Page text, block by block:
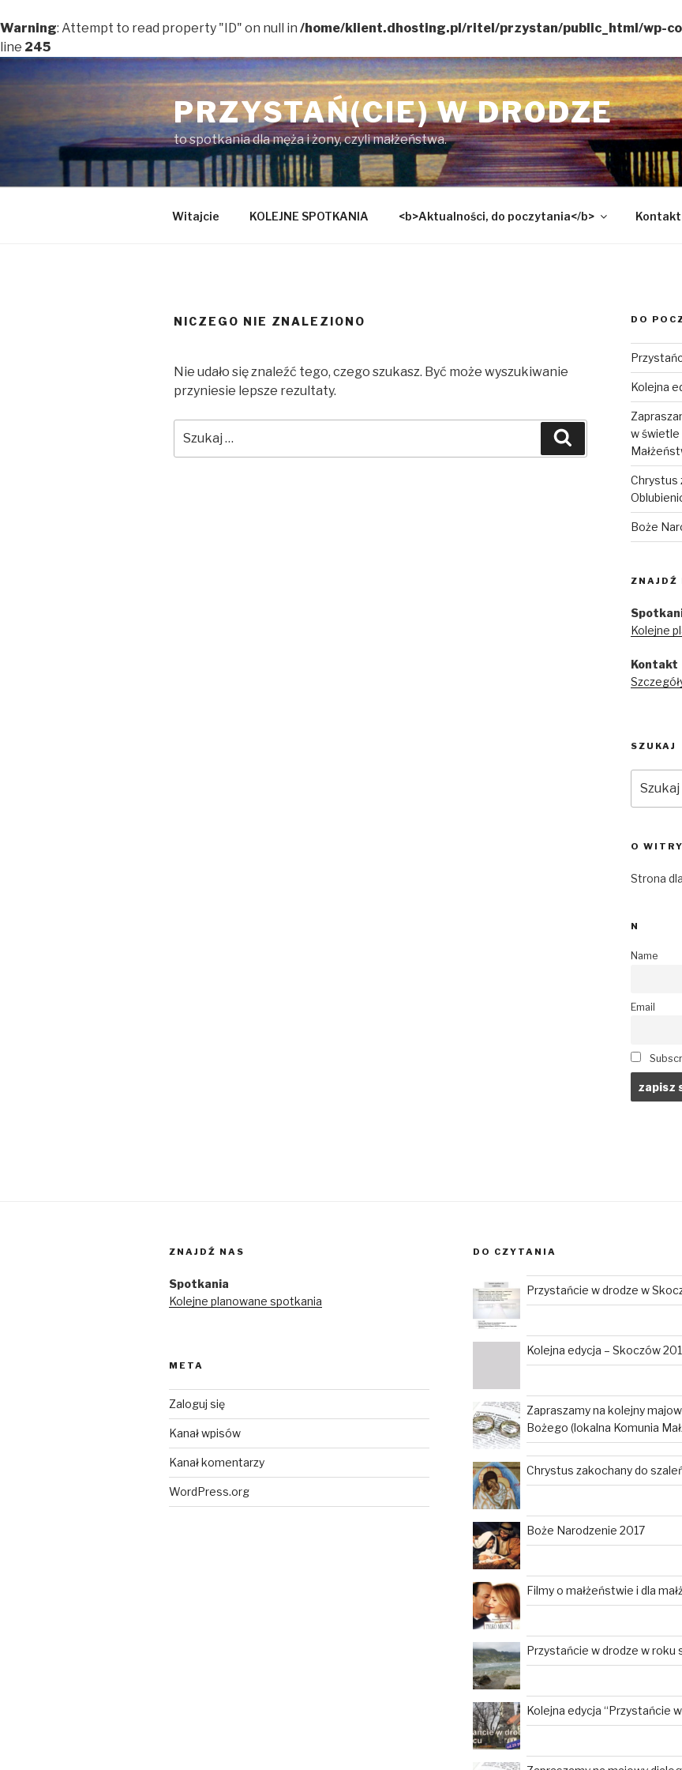
Warning: Attempt to read property "ID" on null in /home/klient.dhosting.pl/ritel/przystan/public_html/wp-
line 245
Przejdź
do
PRZYSTAŃ(CIE) W DRODZE
to spotkania dla męża i żony, czyli małżeństwa.
Witajcie KOLEJNE SPOTKANIA <b>Aktualności, do poczytania</b> Kontakt
NICZEGO NIE ZNALEZIONO
Nie udało się znaleźć tego, czego szukasz. Być może wyszukiwanie
przyniesie lepsze rezultaty.
DO
Kolejna
w świetle
Chrystus
Boże
ZNAJDŹ
Kolejne
Kontakt
SZUKAJ
O
Strona
N
Name
Email
ZNAJDŹ NAS
Spotkania
Kolejne planowane spotkania
META
Zaloguj się
Kanał wpisów
Kanał komentarzy
WordPress.org
DO CZYTANIA
Przystańcie w drodze w
Kolejna edycja – Skoczów
Zapraszamy na kolejny
Bożego (lokalna Komunia
Chrystus zakochany do
Boże Narodzenie 2017
Filmy o małżeństwie i dla
Przystańcie w drodze w roku
Kolejna edycja “Przystańcie